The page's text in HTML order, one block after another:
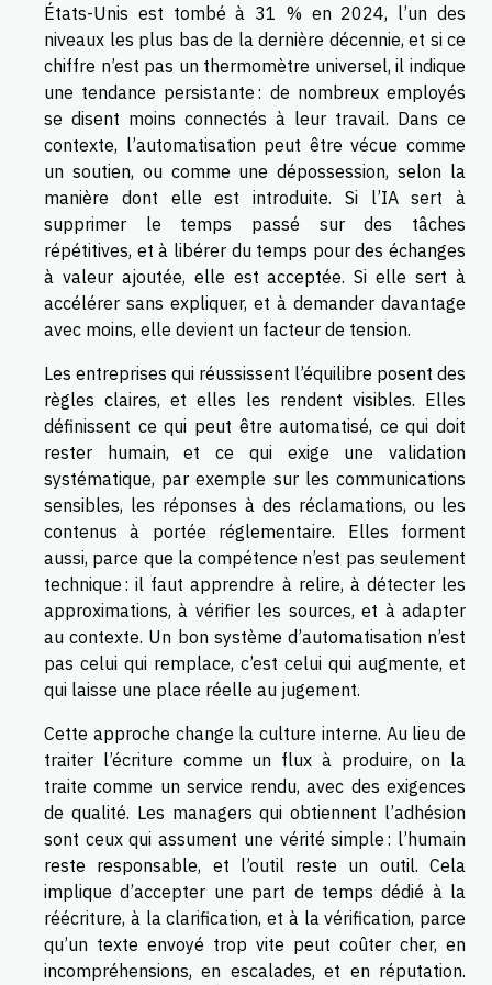
États-Unis est tombé à 31 % en 2024, l’un des
niveaux les plus bas de la dernière décennie, et si ce
chiffre n’est pas un thermomètre universel, il indique
une tendance persistante : de nombreux employés
se disent moins connectés à leur travail. Dans ce
contexte, l’automatisation peut être vécue comme
un soutien, ou comme une dépossession, selon la
manière dont elle est introduite. Si l’IA sert à
supprimer le temps passé sur des tâches
répétitives, et à libérer du temps pour des échanges
à valeur ajoutée, elle est acceptée. Si elle sert à
accélérer sans expliquer, et à demander davantage
avec moins, elle devient un facteur de tension.
Les entreprises qui réussissent l’équilibre posent des
règles claires, et elles les rendent visibles. Elles
définissent ce qui peut être automatisé, ce qui doit
rester humain, et ce qui exige une validation
systématique, par exemple sur les communications
sensibles, les réponses à des réclamations, ou les
contenus à portée réglementaire. Elles forment
aussi, parce que la compétence n’est pas seulement
technique : il faut apprendre à relire, à détecter les
approximations, à vérifier les sources, et à adapter
au contexte. Un bon système d’automatisation n’est
pas celui qui remplace, c’est celui qui augmente, et
qui laisse une place réelle au jugement.
Cette approche change la culture interne. Au lieu de
traiter l’écriture comme un flux à produire, on la
traite comme un service rendu, avec des exigences
de qualité. Les managers qui obtiennent l’adhésion
sont ceux qui assument une vérité simple : l’humain
reste responsable, et l’outil reste un outil. Cela
implique d’accepter une part de temps dédié à la
réécriture, à la clarification, et à la vérification, parce
qu’un texte envoyé trop vite peut coûter cher, en
incompréhensions, en escalades, et en réputation.